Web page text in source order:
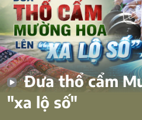
Đưa thổ cẩm
"xa lộ số"